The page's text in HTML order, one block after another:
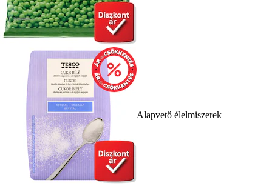
Alapvető élelmiszerek